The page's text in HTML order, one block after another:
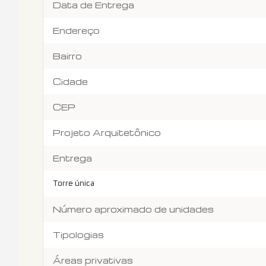
Data de Entrega
Endereço
Bairro
Cidade
CEP
Projeto Arquitetônico
Entrega
Torre única
Número aproximado de unidades
Tipologias
Áreas privativas